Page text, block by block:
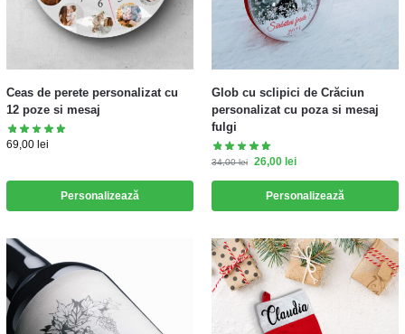
Ceas de perete personalizat cu
12 poze si mesaj
69,00 lei
Personalizează
Glob cu sclipici de Crăciun
personalizat cu poza si mesaj
fulgi
34,00lei 26,00 lei
Personalizează